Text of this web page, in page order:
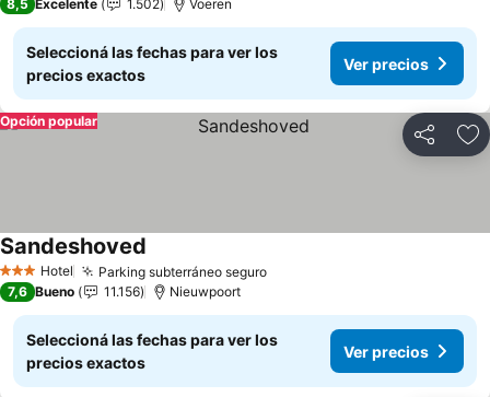
8,5 Excelente 1.502 Voeren
Seleccioná las fechas para ver los
precios exactos
Ver precios
Compartir
Opción popular
3 Estrellas
Hotel Parking subterráneo seguroVer precios
Sandeshoved
7,6 Bueno 11.156 Nieuwpoort
Seleccioná las fechas para ver los
precios exactos
Ver precios